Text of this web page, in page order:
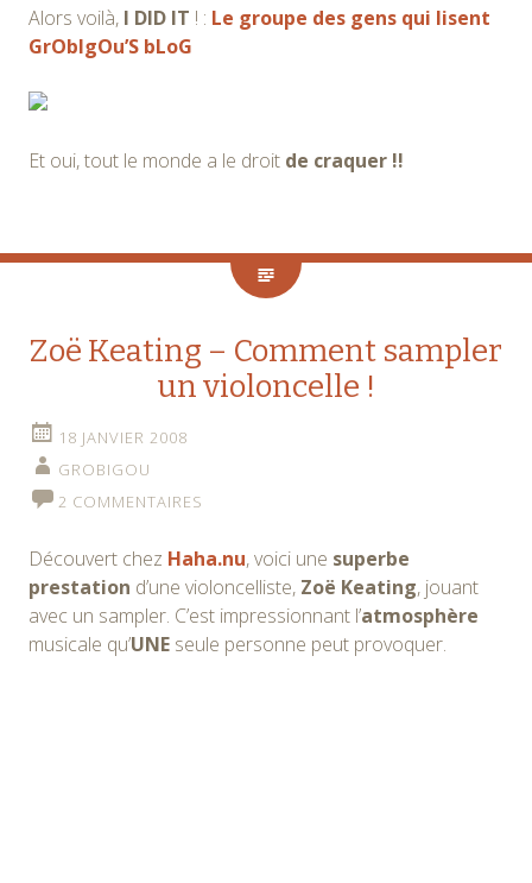
Alors voilà, I DID IT ! : Le groupe des gens qui lisent
GrObIgOu’S bLoG
Et oui, tout le monde a le droit de craquer !!
Zoë Keating – Comment sampler
un violoncelle !
18 JANVIER 2008
GROBIGOU
2 COMMENTAIRES
Découvert chez Haha.nu, voici une superbe
prestation d’une violoncelliste, Zoë Keating, jouant
avec un sampler. C’est impressionnant l’atmosphère
musicale qu’UNE seule personne peut provoquer.